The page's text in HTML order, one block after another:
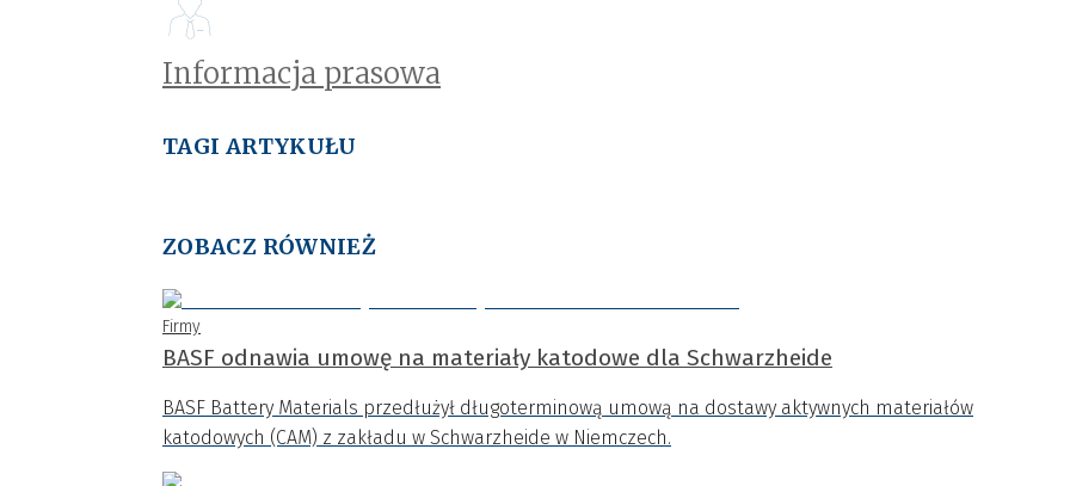
Informacja prasowa
TAGI ARTYKUŁU
ZOBACZ RÓWNIEŻ
Firmy
BASF odnawia umowę na materiały katodowe dla Schwarzheide
BASF Battery Materials przedłużył długoterminową umową na dostawy aktywnych materiałów
katodowych (CAM) z zakładu w Schwarzheide w Niemczech.